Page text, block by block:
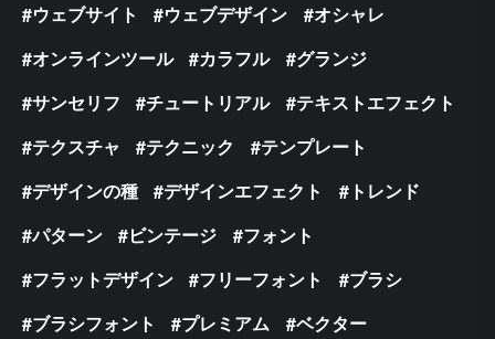
ウェブサイト
ウェブデザイン
オシャレ
オンラインツール
カラフル
グランジ
サンセリフ
チュートリアル
テキストエフェクト
テクスチャ
テクニック
テンプレート
デザインの種
デザインエフェクト
トレンド
パターン
ビンテージ
フォント
フラットデザイン
フリーフォント
ブラシ
ブラシフォント
プレミアム
ベクター